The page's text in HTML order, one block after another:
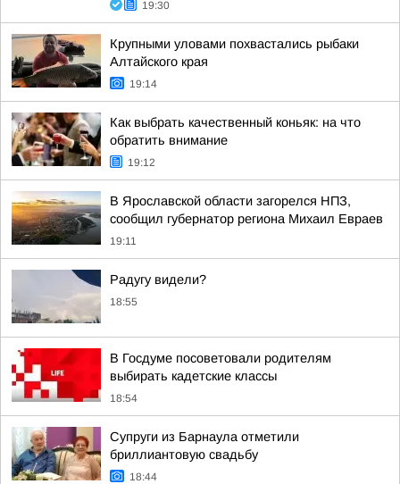
19:30
Крупными уловами похвастались рыбаки
Алтайского края
19:14
Как выбрать качественный коньяк: на что
обратить внимание
19:12
В Ярославской области загорелся НПЗ,
сообщил губернатор региона Михаил Евраев
19:11
Радугу видели?
18:55
В Госдуме посоветовали родителям
выбирать кадетские классы
18:54
Супруги из Барнаула отметили
бриллиантовую свадьбу
18:44